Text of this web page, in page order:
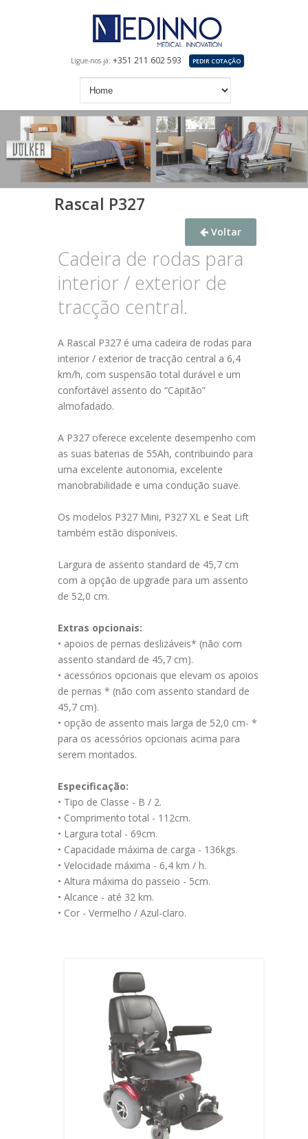
Ligue-nos já: +351 211 602 593 PEDIR COTAÇÃO
Rascal P327
Voltar
Cadeira de rodas para
interior / exterior de
tracção central.
A Rascal P327 é uma cadeira de rodas para
interior / exterior de tracção central a 6,4
km/h, com suspensão total durável e um
confortável assento do “Capitão”
almofadado.
A P327 oferece excelente desempenho com
as suas baterias de 55Ah, contribuindo para
uma excelente autonomia, excelente
manobrabilidade e uma condução suave.
Os modelos P327 Mini, P327 XL e Seat Lift
também estão disponíveis.
Largura de assento standard de 45,7 cm
com a opção de upgrade para um assento
de 52,0 cm.
Extras opcionais:
• apoios de pernas deslizáveis* (não com
assento standard de 45,7 cm).
• acessórios opcionais que elevam os apoios
de pernas * (não com assento standard de
45,7 cm).
• opção de assento mais larga de 52,0 cm- *
para os acessórios opcionais acima para
serem montados.
Especificação:
• Tipo de Classe - B / 2.
• Comprimento total - 112cm.
• Largura total - 69cm.
• Capacidade máxima de carga - 136kgs.
• Velocidade máxima - 6,4 km / h.
• Altura máxima do passeio - 5cm.
• Alcance - até 32 km.
• Cor - Vermelho / Azul-claro.